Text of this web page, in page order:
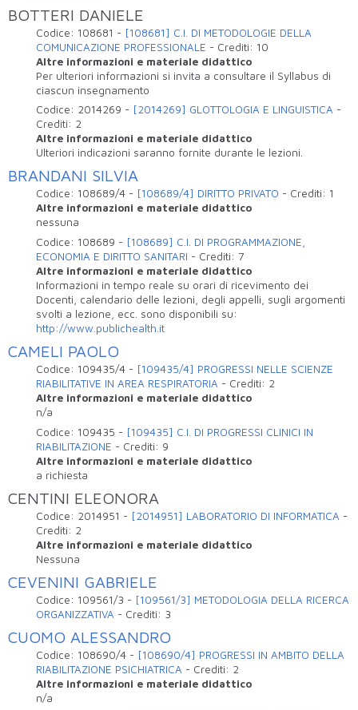
BOTTERI DANIELE
Codice: 108681 - [108681] C.I. DI METODOLOGIE DELLA
COMUNICAZIONE PROFESSIONALE - Crediti: 10
Altre informazioni e materiale didattico
Per ulteriori informazioni si invita a consultare il Syllabus di
ciascun insegnamento
Codice: 2014269 - [2014269] GLOTTOLOGIA E LINGUISTICA -
Crediti: 2
Altre informazioni e materiale didattico
Ulteriori indicazioni saranno fornite durante le lezioni.
BRANDANI SILVIA
Codice: 108689/4 - [108689/4] DIRITTO PRIVATO - Crediti: 1
Altre informazioni e materiale didattico
nessuna
Codice: 108689 - [108689] C.I. DI PROGRAMMAZIONE,
ECONOMIA E DIRITTO SANITARI - Crediti: 7
Altre informazioni e materiale didattico
Informazioni in tempo reale su orari di ricevimento dei
Docenti, calendario delle lezioni, degli appelli, sugli argomenti
svolti a lezione, ecc. sono disponibili su:
http://www.publichealth.it
CAMELI PAOLO
Codice: 109435/4 - [109435/4] PROGRESSI NELLE SCIENZE
RIABILITATIVE IN AREA RESPIRATORIA - Crediti: 2
Altre informazioni e materiale didattico
n/a
Codice: 109435 - [109435] C.I. DI PROGRESSI CLINICI IN
RIABILITAZIONE - Crediti: 9
Altre informazioni e materiale didattico
a richiesta
CENTINI ELEONORA
Codice: 2014951 - [2014951] LABORATORIO DI INFORMATICA -
Crediti: 2
Altre informazioni e materiale didattico
Nessuna
CEVENINI GABRIELE
Codice: 109561/3 - [109561/3] METODOLOGIA DELLA RICERCA
ORGANIZZATIVA - Crediti: 3
CUOMO ALESSANDRO
Codice: 108690/4 - [108690/4] PROGRESSI IN AMBITO DELLA
RIABILITAZIONE PSICHIATRICA - Crediti: 2
Altre informazioni e materiale didattico
n/a